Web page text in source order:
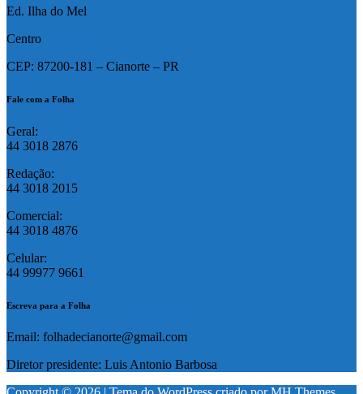
Ed. Ilha do Mel
Centro
CEP: 87200-181 – Cianorte – PR
Fale com a Folha
Geral:
44 3018 2876
Redação:
44 3018 2015
Comercial:
44 3018 4876
Celular:
44 99977 9661
Escreva para a Folha
Email: folhadecianorte@gmail.com
Diretor presidente: Luis Antonio Barbosa